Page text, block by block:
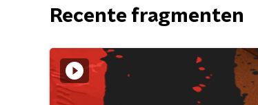
Recente fragmenten